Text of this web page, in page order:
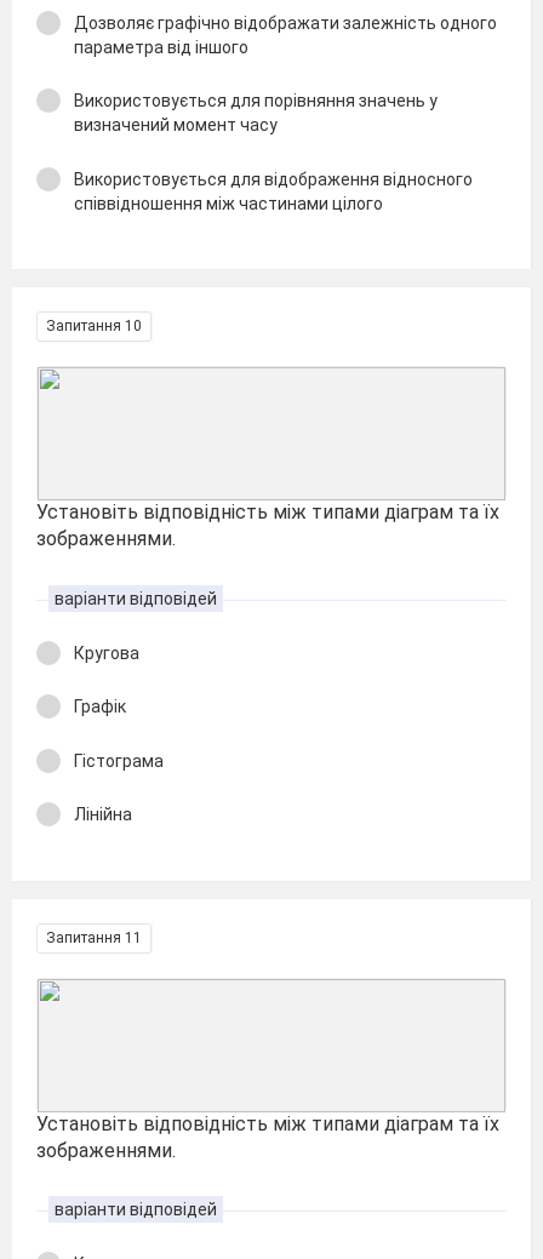
Дозволяє графічно відображати залежність одного
параметра від іншого
Використовується для порівняння значень у
визначений момент часу
Використовується для відображення відносного
співвідношення між частинами цілого
Запитання 10
Установіть відповідність між типами діаграм та їх
зображеннями.
варіанти відповідей
Кругова
Графік
Гістограма
Лінійна
Запитання 11
Установіть відповідність між типами діаграм та їх
зображеннями.
варіанти відповідей